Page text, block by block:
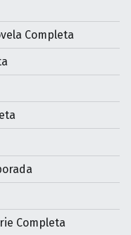
Completa
Completa